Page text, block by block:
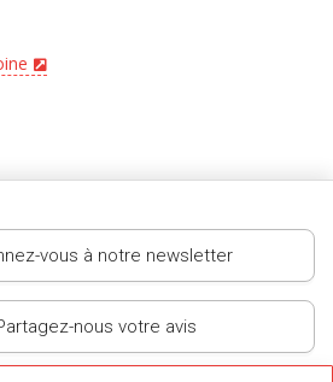
vous à notre newsletter
nous votre avis